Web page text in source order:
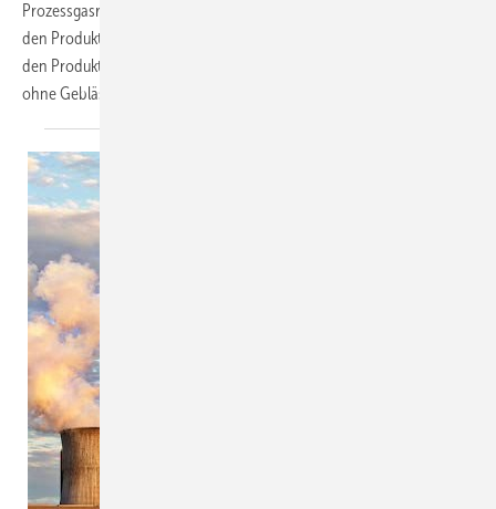
Prozessgasreinigung behandelt. Die Richtlinie VDI 3805 Blatt 6 regelt
den Produktenaustausch im rechnergestützten Planungsprozess für
den Produktbereich „Heizkörper, Heiz- und Kühlkonvektoren mit und
ohneGebläse“.